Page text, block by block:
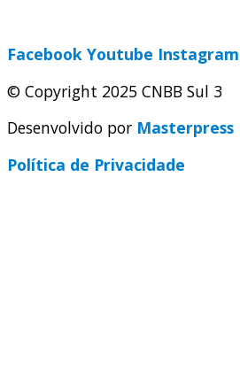
Facebook Youtube Instagram
© Copyright 2025 CNBB Sul 3
Desenvolvido por Masterpress
Política de Privacidade